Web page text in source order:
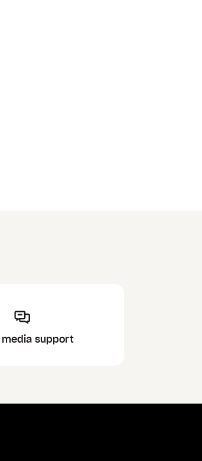
media support